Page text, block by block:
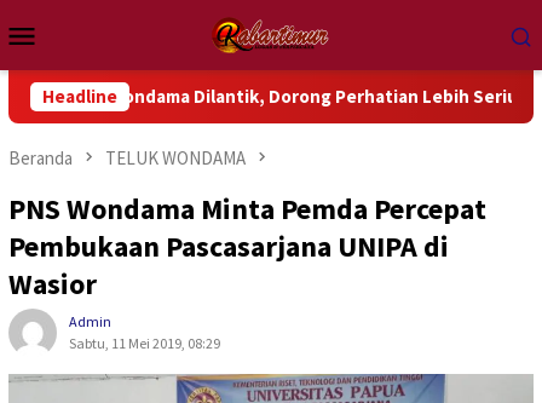
ke
kontenMobile
HeadlineDilantik, Dorong Perhatian Lebih Serius Terhadap Isu
Beranda TELUK WONDAMA
PNS Wondama Minta Pemda Percepat
Pembukaan Pascasarjana UNIPA di
Wasior
Admin
Sabtu, 11 Mei 2019, 08:29